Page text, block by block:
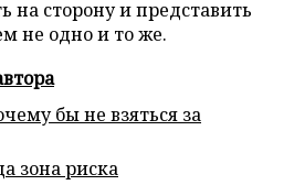
на сторону и представить
не одно и то же.
бы не взяться за
зона риска